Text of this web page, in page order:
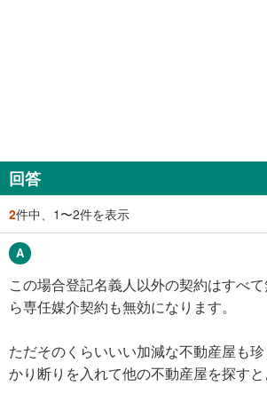
回答
2件中、1〜2件を表示
この場合登記名義人以外の契約はすべ
ら専任媒介契約も無効になります。
ただそのくらいいい加減な不動産屋も
かり断りを入れて他の不動産屋を探すと